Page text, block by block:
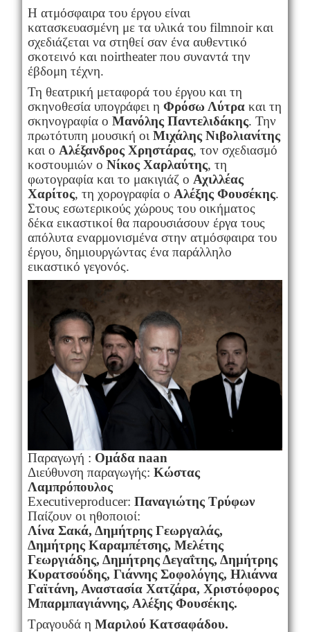
Η ατμόσφαιρα του έργου είναι
κατασκευασμένη με τα υλικά του filmnoirκαι
σχεδιάζεται να στηθεί σαν ένα αυθεντικό
σκοτεινό και noirtheaterπου συναντά την
έβδομη τέχνη.
Τη θεατρική μεταφορά του έργου και τη
σκηνοθεσία υπογράφει η Φρόσω Λύτρακαι τη
σκηνογραφία ο Μανόλης Παντελιδάκης. Την
πρωτότυπη μουσική οι Μιχάλης Νιβολιανίτης
και ο Αλέξανδρος Χρηστάρας, τον σχεδιασμό
κοστουμιών ο Νίκος Χαρλαύτης, τη
φωτογραφία και το μακιγιάζ ο Αχιλλέας
Χαρίτος, τη χορογραφία ο Αλέξης Φουσέκης.
Στους εσωτερικούς χώρους του οικήματος
δέκα εικαστικοί θα παρουσιάσουν έργα τους
απόλυτα εναρμονισμένα στην ατμόσφαιρα του
έργου, δημιουργώντας ένα παράλληλο
εικαστικό γεγονός.
Παραγωγή : Ομάδα naan
Διεύθυνση παραγωγής: Κώστας
Λαμπρόπουλος
Executiveproducer: Παναγιώτης Τρύφων
Παίζουν οι ηθοποιοί:
Λίνα Σακά, Δημήτρης Γεωργαλάς,
Δημήτρης Καραμπέτσης, Μελέτης
Γεωργιάδης, Δημήτρης Δεγαΐτης, Δημήτρης
Κυρατσούδης, Γιάννης Σοφολόγης, Ηλιάννα
Γαϊτάνη, Αναστασία Χατζάρα, Χριστόφορος
Μπαρμπαγιάννης, Αλέξης Φουσέκης.
Τραγουδά η Μαριλού Κατσαφάδου.